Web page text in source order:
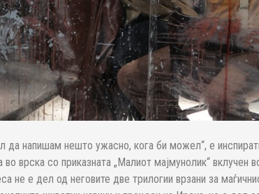
да напишам нешто ужасно, кога би можел“, е
во врска со приказната „Малиот мајмунолик“ вклучен
не е дел од неговите две трилогии врзани за